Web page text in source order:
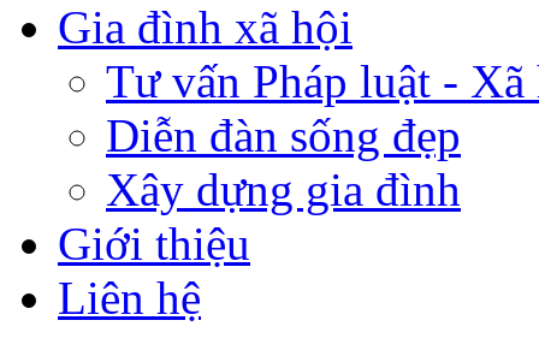
Gia đình xã hội
Tư vấn Pháp luật - Xã
Diễn đàn sống đẹp
Xây dựng gia đình
Giới thiệu
Liên hệ